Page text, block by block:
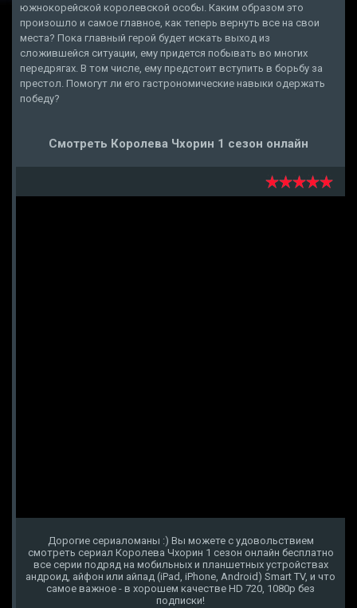
южнокорейской королевской особы. Каким образом это
произошло и самое главное, как теперь вернуть все на свои
места? Пока главный герой будет искать выход из
сложившейся ситуации, ему придется побывать во многих
передрягах. В том числе, ему предстоит вступить в борьбу за
престол. Помогут ли его гастрономические навыки одержать
победу?
Смотреть Королева Чхорин 1 сезон онлайн
Дорогие сериаломаны :) Вы можете с удовольствием
смотреть сериал Королева Чхорин 1 сезон онлайн бесплатно
все серии подряд на мобильных и планшетных устройствах
андроид, айфон или айпад (iPad, iPhone, Android) Smart TV, и что
самое важное - в хорошем качестве HD 720, 1080p без
подписки!